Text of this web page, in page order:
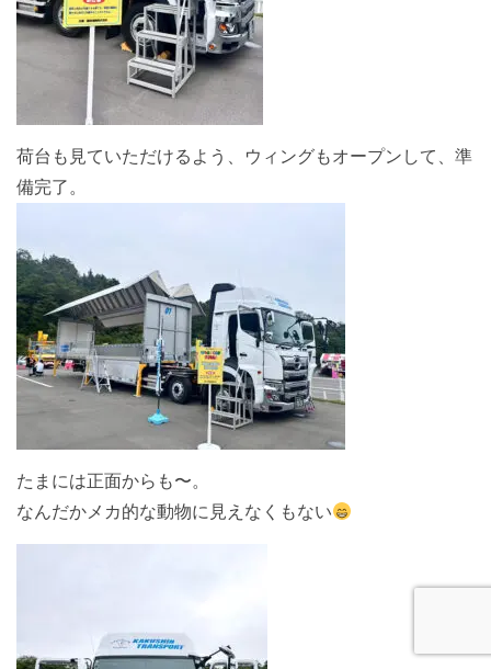
荷台も見ていただけるよう、ウィングもオープンして、準
備完了。
たまには正面からも〜。
なんだかメカ的な動物に見えなくもない